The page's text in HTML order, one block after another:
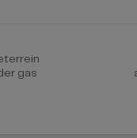
gas